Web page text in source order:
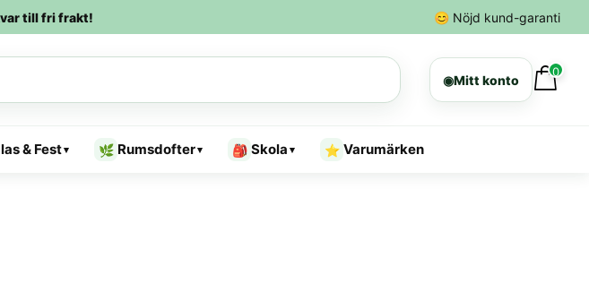
till fri frakt! 😊 Nöjd kund-garanti
◉Mitt konto
0
& Fest▾ 🌿 Rumsdofter▾ 🎒 Skola ▾ ⭐ Varumärken